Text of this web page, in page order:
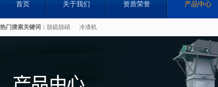
首页 关于我们 资质荣誉 产品中心
热门搜索关键词： 脱硫脱硝 冷渣机